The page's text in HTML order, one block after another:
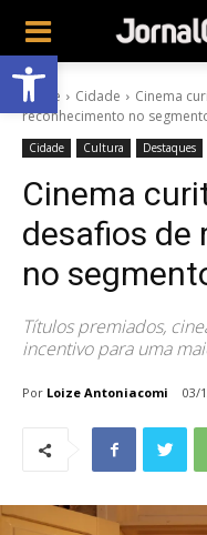
Abrir a barra de
Home Cidade
Cinema
reconhecimento no
Cidade Cultura Destaques
Cinema
desafios de
no
Títulos premiados,
incentivo para uma
Por Loize Antoniacomi 03/